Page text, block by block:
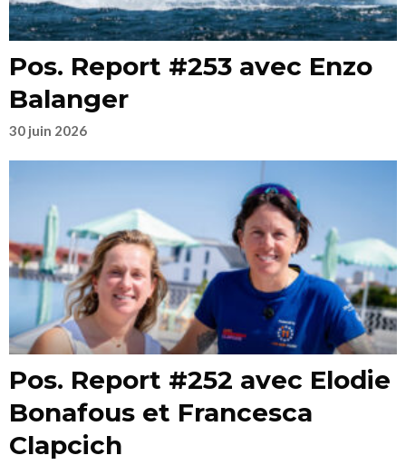
Pos. Report #253 avec Enzo
Balanger
30 juin 2026
Pos. Report #252 avec Elodie
Bonafous et Francesca
Clapcich